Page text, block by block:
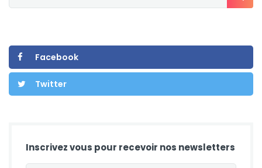
Facebook
Twitter
Inscrivez vous pour recevoir nos newsletters